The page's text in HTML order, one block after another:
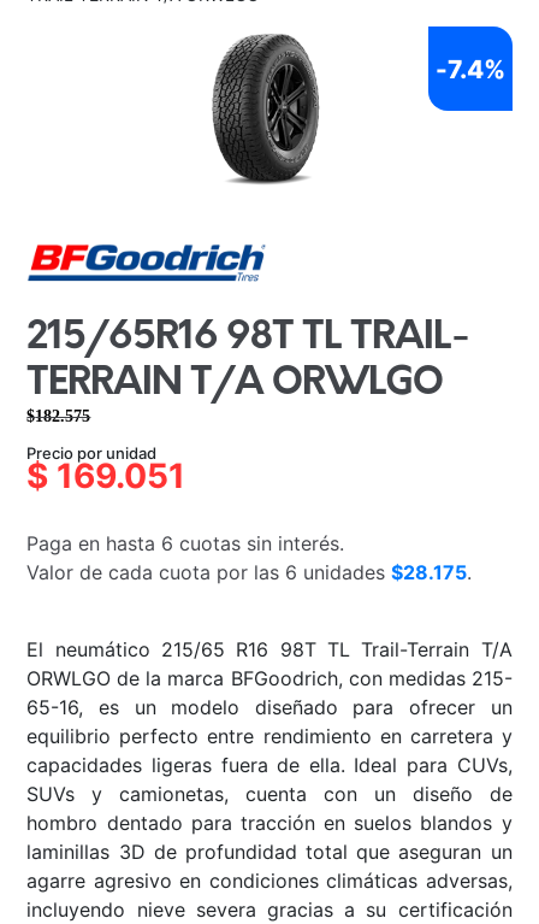
215/65R16 98T TL TRAIL-
TERRAIN T/A ORWLGO
$182.575
precio
original
$182.575.
precio
actual
$169.051.
Precio por unidad
$ 169.051
Paga en hasta 6 cuotas sin interés.
Valor de cada cuota por las 6 unidades$28.175.
-7.4%
El neumático 215/65 R16 98T TL Trail-Terrain T/A
ORWLGO de la marca BFGoodrich, con medidas 215-
65-16, es un modelo diseñado para ofrecer un
equilibrio perfecto entre rendimiento en carretera y
capacidades ligeras fuera de ella. Ideal para CUVs,
SUVs y camionetas, cuenta con un diseño de
hombro dentado para tracción en suelos blandos y
laminillas 3D de profundidad total que aseguran un
agarre agresivo en condiciones climáticas adversas,
incluyendo nieve severa gracias a su certificación